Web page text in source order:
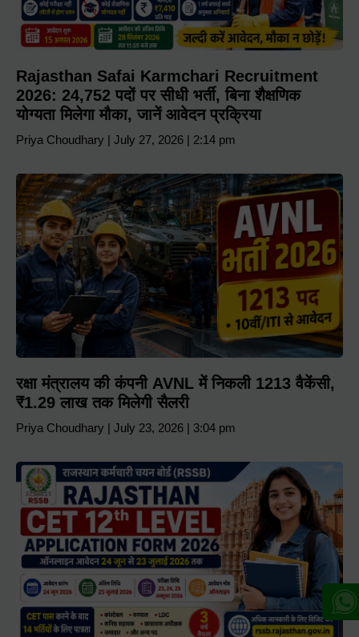
Rajasthan Safai Karmchari Recruitment
2026: 24,752 पदों पर सीधी भर्ती, बिना शैक्षणिक
योग्यता मिलेगा मौका, जानें आवेदन प्रक्रिया
Priya Choudhary July 27, 2026 2:14 pm
रक्षा मंत्रालय की कंपनी AVNL में निकली 1213 वैकेंसी,
₹1.29 लाख तक मिलेगी सैलरी
Priya Choudhary July 23, 2026 3:04 pm